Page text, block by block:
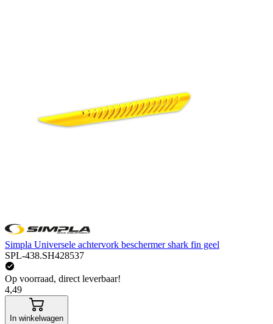
Simpla Universele achtervork beschermer shark fin geel
SPL-438.SH428537
Op voorraad, direct leverbaar!
4,49
In winkelwagen